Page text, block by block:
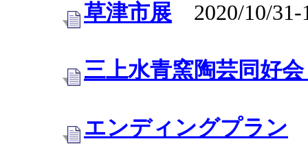
草津市展 2020/10/31-
三上水青窯陶芸同好
エンディングプラン